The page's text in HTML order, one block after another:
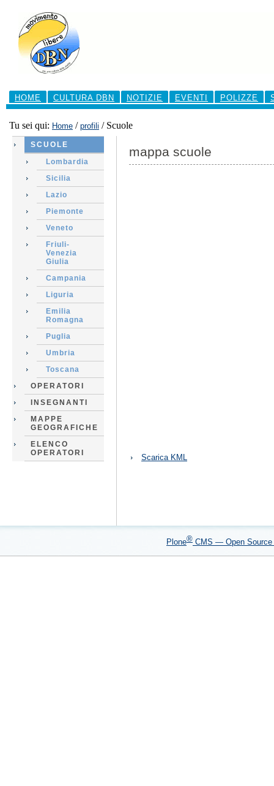
contenuti.
navigazione
Sezioni
HOME
CULTURA DBN NOTIZIE EVENTI POLIZZE
Tu sei qui: Home / profili / Scuole
SCUOLE
Lombardia
Sicilia
Lazio
Piemonte
Veneto
Friuli-
Venezia
Giulia
Campania
Liguria
Emilia
Romagna
Puglia
Umbria
Toscana
OPERATORI
INSEGNANTI
MAPPE
GEOGRAFICHE
ELENCO
OPERATORI
mappa scuole
Azioni
sul
Scarica KML
Plone® CMS — Open Source